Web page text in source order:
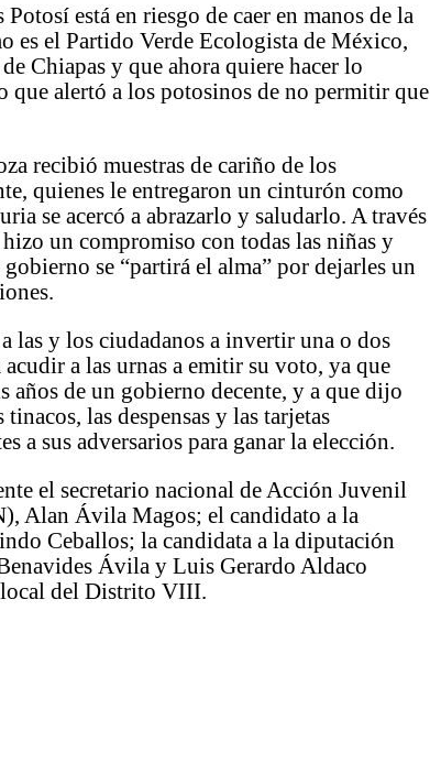
está en riesgo de caer en manos de la
es el Partido Verde Ecologista de México,
Chiapas y que ahora quiere hacer lo
alertó a los potosinos de no permitir que
recibió muestras de cariño de los
quienes le entregaron un cinturón como
se acercó a abrazarlo y saludarlo. A través
un compromiso con todas las niñas y
se “partirá el alma” por dejarles un
las y los ciudadanos a invertir una o dos
a las urnas a emitir su voto, ya que
años de un gobierno decente, y a que dijo
las despensas y las tarjetas
a sus adversarios para ganar la elección.
el secretario nacional de Acción Juvenil
Alan Ávila Magos; el candidato a la
Ceballos; la candidata a la diputación
Ávila y Luis Gerardo Aldaco
local del Distrito VIII.